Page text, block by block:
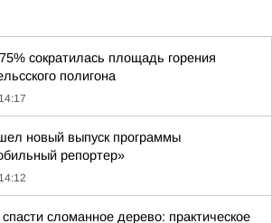
сократилась площадь горения
полигона
14:17
новый выпуск программы
репортер»
14:12
спасти сломанное дерево: практическое